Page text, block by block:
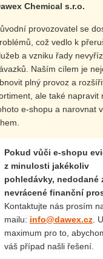
Chemical s.r.o.
provozovatel se
což vedlo k
a vzniku řady
Naším cílem je
plný provoz a
ale také napravit
e-shopu a narovnat
Pokud vůči e-shopu
z minulosti jakékoliv
pohledávky, nedodané
nevrácené finanční
Kontaktujte nás prosím
mailu: info@dawex.cz .
maximum pro to,
váš případ našli řešení.